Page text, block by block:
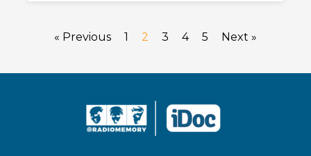
« Previous 1 2 3 4 5 Next »